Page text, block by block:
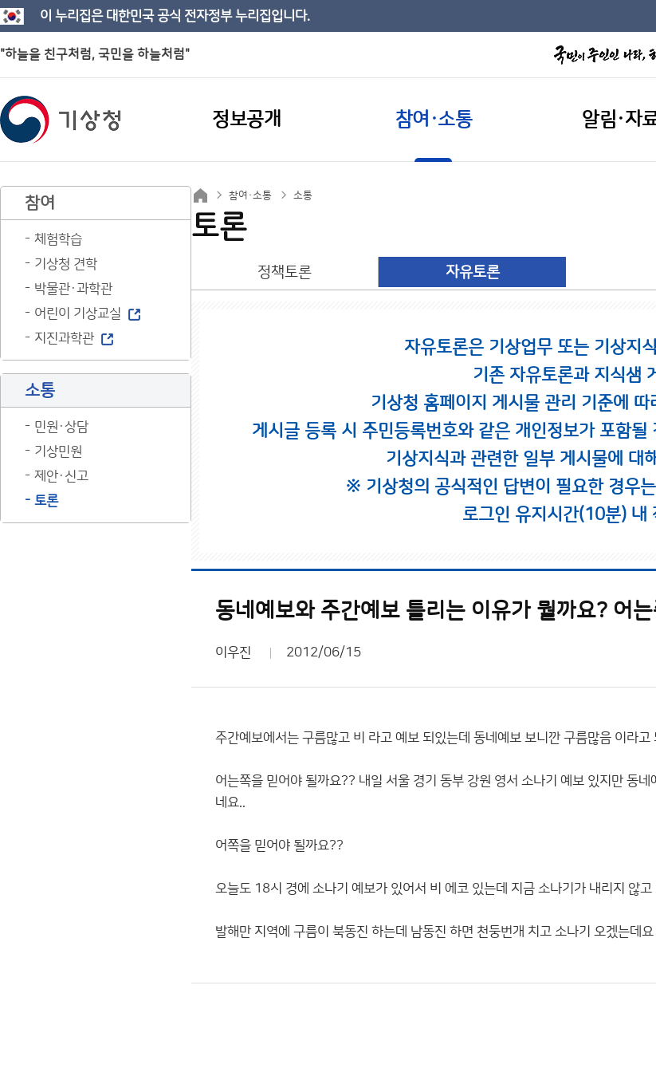
이 누리집은 대한민국 공식 전자정부 누리집입니다.
"하늘을 친구처럼, 국민을 하늘처럼"
정보공개 참여·소통 알림·자
참여
체험학습
기상청 견학
박물관·과학관
어린이 기상교실
지진과학관
소통
민원·상담
기상민원
제안·신고
토론
참여·소통 소통
토론
정책토론 자유토론
자유토론은 기상업무 또는 기상지
기존 자유토론과 지식샘
기상청 홈페이지 게시물 관리 기준에
게시글 등록 시 주민등록번호와 같은 개인정보가 포함
기상지식과 관련한 일부 게시물에 대
※ 기상청의 공식적인 답변이 필요한 경우
로그인 유지시간(10분) 내
동네예보와 주간예보 틀리는 이유가 뭘까요? 어는
이우진 2012/06/15
주간예보에서는 구름많고 비 라고 예보 되있는데 동네예보 보니깐 구름많음 이라고
어는쪽을 믿어야 될까요?? 내일 서울 경기 동부 강원 영서 소나기 예보 있지만 동
네요..
어쪽을 믿어야 될까요??
오늘도 18시 경에 소나기 예보가 있어서 비 에코 있는데 지금 소나기가 내리지 않고
발해만 지역에 구름이 북동진 하는데 남동진 하면 천둥번개 치고 소나기 오겠는데요